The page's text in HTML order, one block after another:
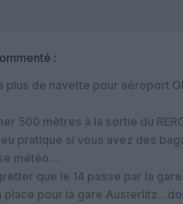
:
plus de navette pour aéroport
500 mètres à la sortie du
pratique si vous avez des
météo…
que le 14 passe par la
place pour la gare